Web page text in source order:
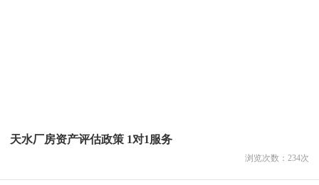
天水厂房资产评估政策 1对1服务
浏览次数： 234次